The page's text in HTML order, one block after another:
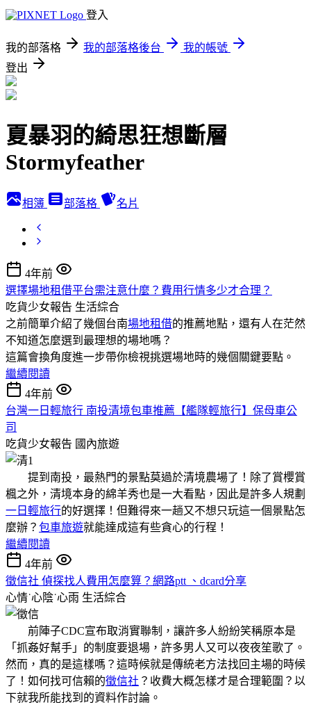
登入
我的部落格 我的部落格後台
我的帳號
登出
夏暴羽的綺思狂想斷層
Stormyfeather
相簿 部落格 名片
4年前
選擇場地租借平台需注意什麼？費用行情多少才合理？
吃貨少女報告 生活綜合
之前簡單介紹了幾個台南場地租借的推薦地點，還有人在茫然
不知道怎麼選到最理想的場地嗎？
這篇會換角度進一步帶你檢視挑選場地時的幾個關鍵要點。
繼續閱讀
4年前
台灣一日輕旅行 南投清境包車推薦【艦隊輕旅行】保母車公
司
吃貨少女報告 國內旅遊
提到南投，最熱門的景點莫過於清境農場了！除了賞櫻賞
楓之外，清境本身的綿羊秀也是一大看點，因此是許多人規劃
一日輕旅行的好選擇！但難得來一趟又不想只玩這一個景點怎
麼辦？ 包車旅遊就能達成這有些貪心的行程！
繼續閱讀
4年前
徵信社 偵探找人費用怎麼算？網路ptt 、dcard分享
心情˙心陰˙心雨 生活綜合
前陣子CDC宣布取消實聯制，讓許多人紛紛笑稱原本是
「抓姦好幫手」的制度要退場，許多男人又可以夜夜笙歌了。
然而，真的是這樣嗎？這時候就是傳統老方法找回主場的時候
了！如何找可信賴的徵信社 ？收費大概怎樣才是合理範圍？以
下就我所能找到的資料作討論。